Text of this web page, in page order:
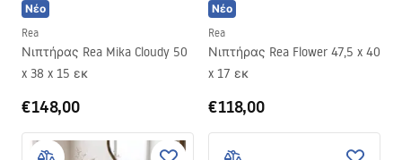
Νέο
Rea
Νιπτήρας Rea Mika Cloudy 50
x 38 x 15 εκ
€148,00
Νέο
Rea
Νιπτήρας Rea Flower 47,5 x 40
x 17 εκ
€118,00